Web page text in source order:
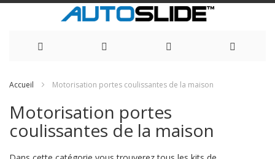
contenu
Accueil Motorisation portes coulissantes de la maison
Motorisation portes
coulissantes de la maison